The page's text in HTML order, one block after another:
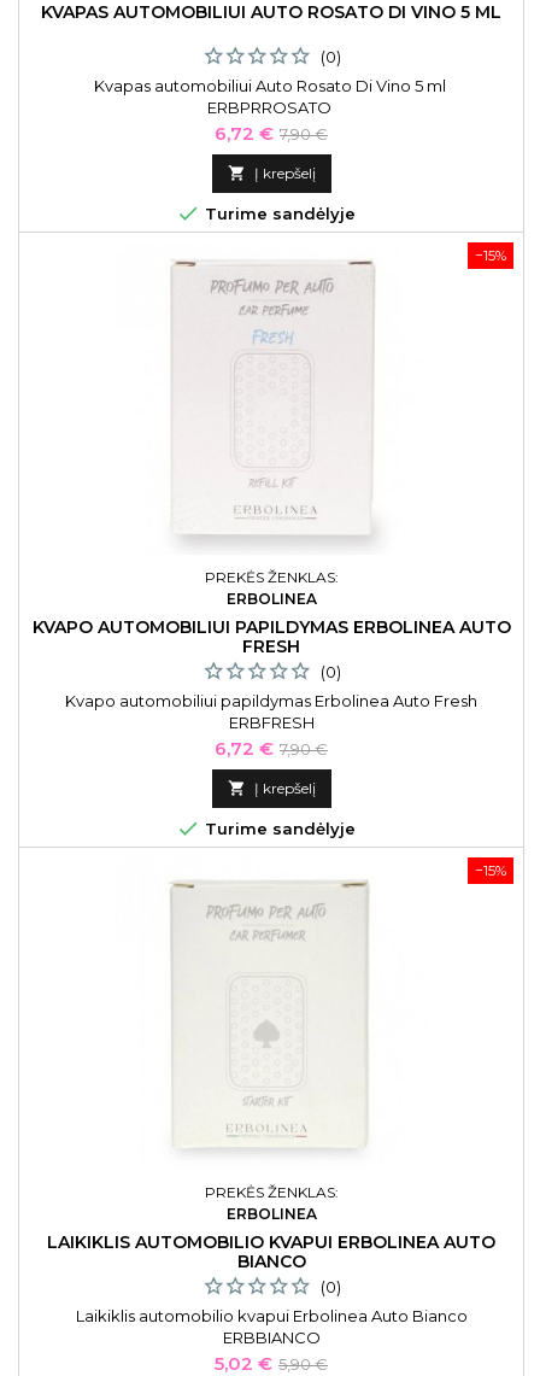
KVAPAS AUTOMOBILIUI AUTO ROSATO DI VINO 5 ML
(0)
Kvapas automobiliui Auto Rosato Di Vino 5 ml
ERBPRROSATO
Kaina
6,72 € Bazinė
kaina
7,90 €
 Į krepšelį
 Turime sandėlyje
−15%
PREKĖS ŽENKLAS:
ERBOLINEA
KVAPO AUTOMOBILIUI PAPILDYMAS ERBOLINEA AUTO
FRESH
(0)
Kvapo automobiliui papildymas Erbolinea Auto Fresh
ERBFRESH
Kaina
6,72 € Bazinė
kaina
7,90 €
 Į krepšelį
 Turime sandėlyje
−15%
PREKĖS ŽENKLAS:
ERBOLINEA
LAIKIKLIS AUTOMOBILIO KVAPUI ERBOLINEA AUTO
BIANCO
(0)
Laikiklis automobilio kvapui Erbolinea Auto Bianco
ERBBIANCO
Kaina
5,02 € Bazinė
5,90 €